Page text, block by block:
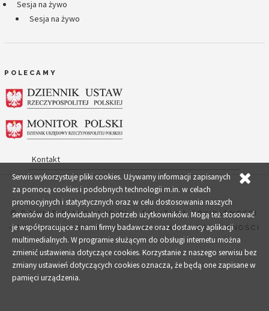
Sesja na żywo
Sesja na żywo
POLECAMY
Kontakt
© POWIAT-BIALOGARD.PL-POLITYKA PRYWATNOŚCI
-REGULAMIN SERWISU- DEKLARACJA DOSTĘPNOŚCI
Serwis wykorzystuje pliki cookies. Używamy informacji zapisanych
za pomocą cookies i podobnych technologii m.in. w celach
promocyjnych i statystycznych oraz w celu dostosowania naszych
serwisów do indywidualnych potrzeb użytkowników. Mogą też stosować
je współpracujące z nami firmy badawcze oraz dostawcy aplikacji
multimedialnych. W programie służącym do obsługi internetu można
zmienić ustawienia dotyczące cookies. Korzystanie z naszego serwisu bez
zmiany ustawień dotyczących cookies oznacza, że będą one zapisane w
pamięci urządzenia.